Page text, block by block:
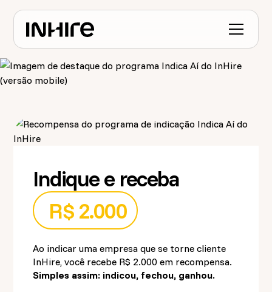
Indique e receba
R$ 2.000
Ao indicar uma empresa que se torne cliente
InHire, você recebe R$ 2.000 em recompensa.
Simples assim: indicou, fechou, ganhou.